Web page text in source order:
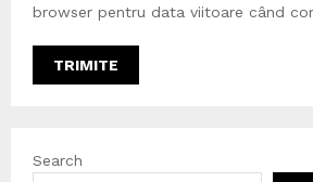
browser pentru data viitoare când
Search